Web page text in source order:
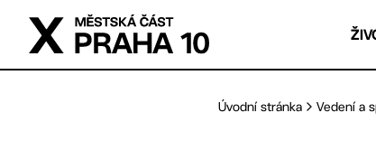
Přejít na hlavní obsah
Úvodní stránka Vedení a